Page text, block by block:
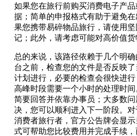
如果您在旅行前购买消费电子产
据；简单的申报格式有助于避免
果您携带易碎物品旅行，请使用
记；此外，请考虑可能对高价值货
总的来说，该路径依赖于几个明
台之前，检查您的文件是否反映
计划进行，必要的检查会很快进
高峰时段需要一个小时的处理时
简要回答并依靠办事员；大多数
决，您可以顺利进入下一阶段。
消费者旅行者，官方公告牌会显示
式可帮助您比较费用并完成手续